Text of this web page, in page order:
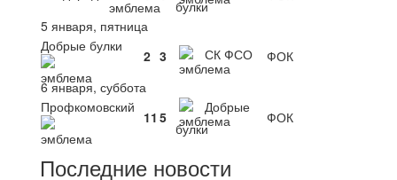
булки
5 января, пятница
Добрые булки
2 3 СК ФСО
ФОК
6 января, суббота
Профкомовский
11 5
Добрые
булки
ФОК
Последние новости